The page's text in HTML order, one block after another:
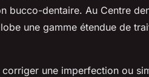
bucco-dentaire. Au Centre
une gamme étendue de
corriger une imperfection ou